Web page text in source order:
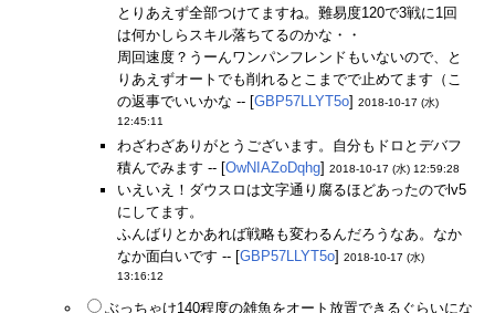
とりあえず全部つけてますね。難易度120で3戦に1回
は何かしらスキル落ちてるのかな・・
周回速度？うーんワンパンフレンドもいないので、と
りあえずオートでも削れるとこまでで止めてます（こ
の返事でいいかな -- [GBP57LLYT5o] 2018-10-17 (水)
12:45:11
わざわざありがとうございます。自分もドロとデバフ
積んでみます -- [OwNIAZoDqhg] 2018-10-17 (水) 12:59:28
いえいえ！ダウスロは文字通り腐るほどあったのでlv5
にしてます。
ふんばりとかあれば戦略も変わるんだろうなあ。なか
なか面白いです -- [GBP57LLYT5o] 2018-10-17 (水)
13:16:12
ぶっちゃけ140程度の雑魚をオート放置できるぐらいにな